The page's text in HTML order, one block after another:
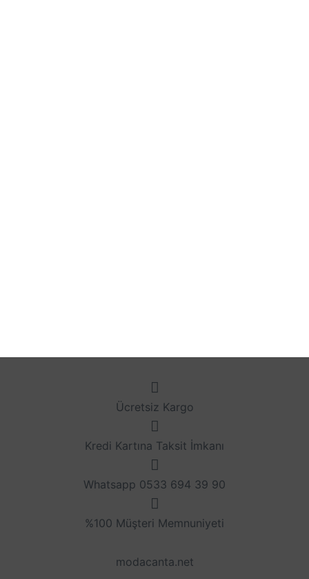
Ücretsiz Kargo
Kredi Kartına Taksit İmkanı
Whatsapp 0533 694 39 90
%100 Müşteri Memnuniyeti
modacanta.net